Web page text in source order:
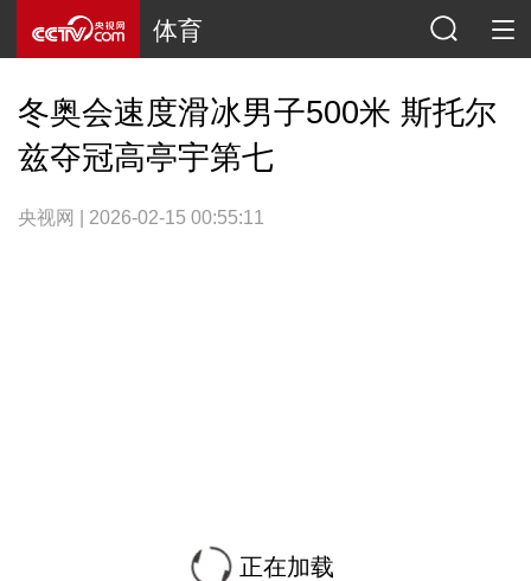
体育
冬奥会速度滑冰男子500米 斯托尔
兹夺冠高亭宇第七
央视网 | 2026-02-15 00:55:11
正在加载